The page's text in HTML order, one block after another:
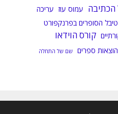
הכתיבה עמוס עוז עריכה
הסופרים בפרנקפורט
קורס הוידאו
ספרים שם של התחלה